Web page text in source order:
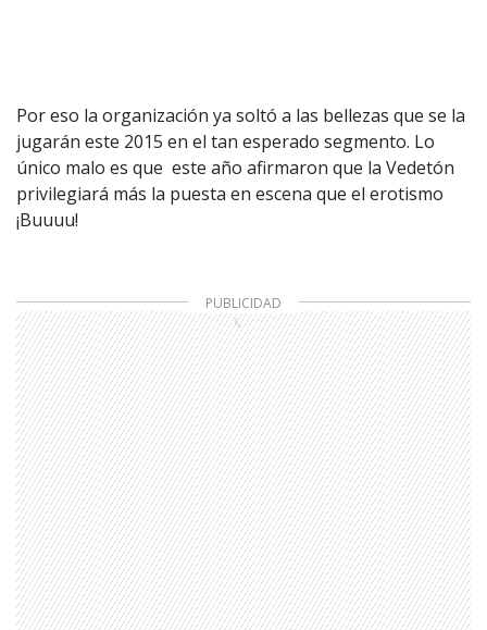
Por eso la organización ya soltó a las bellezas que se la
jugarán este 2015 en el tan esperado segmento. Lo
único malo es que este año afirmaron que la Vedetón
privilegiará más la puesta en escena que el erotismo
¡Buuuu!